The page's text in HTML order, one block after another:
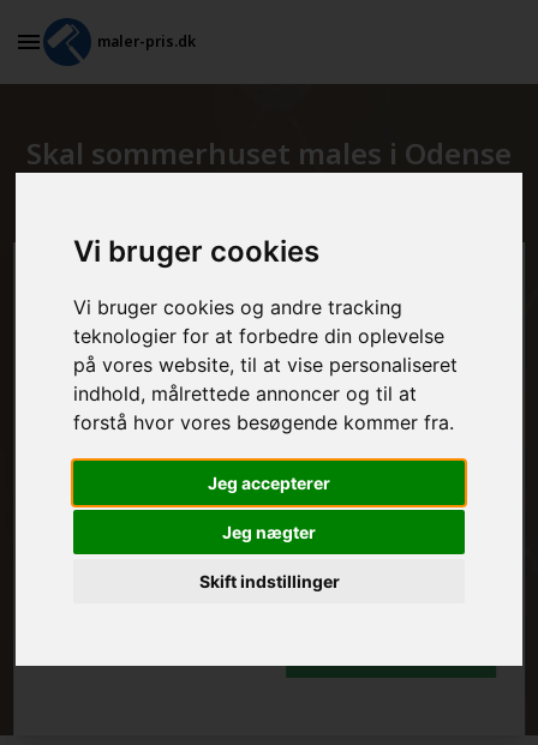
Vi bruger cookies
Vi bruger cookies og andre tracking
teknologier for at forbedre din oplevelse
på vores website, til at vise personaliseret
indhold, målrettede annoncer og til at
forstå hvor vores besøgende kommer fra.
Jeg accepterer
Jeg nægter
Skift indstillinger
maler-pris.dk
Skal sommerhuset males i Odense
MALEROPGAVER - INDVENDIGT:
FRAFLYTNINGSPAKKE: